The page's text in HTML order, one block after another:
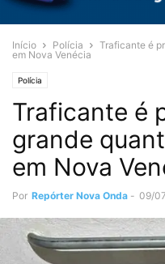
Início Polícia
Traficante é
em Nova Venécia
Polícia
Traficante é
grande
em Nova
Por Repórter Nova Onda - 09/